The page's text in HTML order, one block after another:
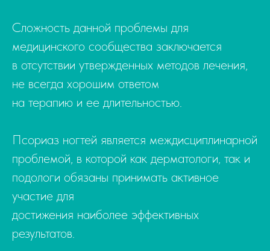
Сложность данной проблемы для
медицинского сообщества заключается
в отсутствии утвержденных методов лечения,
не всегда хорошим ответом
на терапию и ее длительностью.
Псориаз ногтей является междисциплинарной
проблемой, в которой как дерматологи, так и
подологи обязаны принимать активное
участие для
достижения наиболее эффективных
результатов.